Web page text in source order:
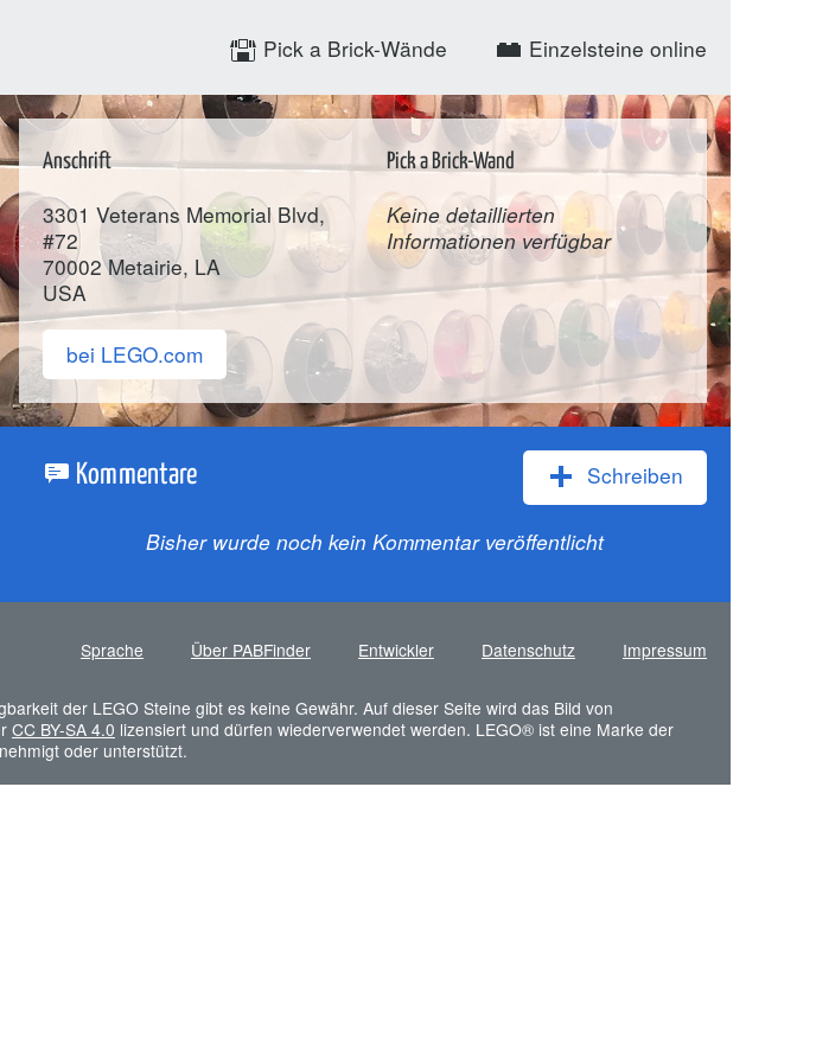
Pick a Brick-Wände Einzelsteine online
Anschrift
3301 Veterans Memorial Blvd,
#72
70002 Metairie, LA
USA
Pick a Brick-Wand
Keine detaillierten
Informationen verfügbar
bei LEGO.com
Kommentare Schreiben
Bisher wurde noch kein Kommentar veröffentlicht
Sprache Über PABFinder Entwickler Datenschutz Impressum
der LEGO Steine gibt es keine Gewähr. Auf dieser Seite wird das Bild von
CC BY-SA 4.0 lizensiert und dürfen wiederverwendet werden. LEGO® ist eine Marke der
oder unterstützt.